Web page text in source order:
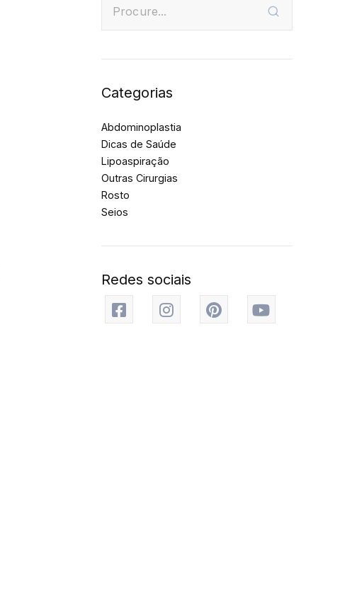
Categorias
Abdominoplastia
Dicas de Saúde
Lipoaspiração
Outras Cirurgias
Rosto
Seios
Redes sociais